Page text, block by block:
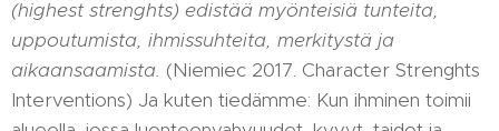
(highest strenghts) edistää myönteisiä tunteita,
uppoutumista, ihmissuhteita, merkitystä ja
aikaansaamista. (Niemiec 2017. Character Strenghts
Interventions) Ja kuten tiedämme: Kun ihminen toimii